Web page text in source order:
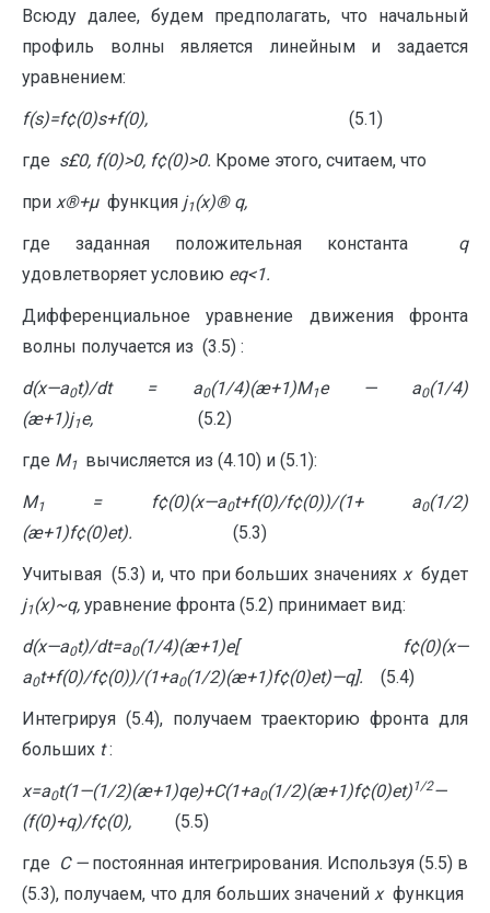
Всюду далее, будем предполагать, что начальный
профиль волны является линейным и задается
уравнением:
f(s)=f¢(0)s+f(0), (5.1)
где s£0, f(0)>0, f¢(0)>0. Кроме этого, считаем, что
при x®+µфункция j1(x)® q,
где заданная положительная константа q
удовлетворяет условию eq<1.
Дифференциальное уравнение движения фронта
волны получается из (3.5) :
d(x—a0t)/dt= a0(1/4)(æ+1)M1e — a0(1/4)
(æ+1)j1e, (5.2)
где M1 вычисляется из (4.10) и (5.1):
M1 = f¢(0)(x—a0t+f(0)/f¢(0))/(1+ a0(1/2)
(æ+1)f¢(0)et). (5.3)
Учитывая (5.3) и, что при больших значениях xбудет
j1(x)~q, уравнение фронта (5.2) принимает вид:
d(x—a0t)/dt=a0(1/4)(æ+1)e[ f¢(0)(x—
a0t+f(0)/f¢(0))/(1+a0(1/2)(æ+1)f¢(0)et)—q]. (5.4)
Интегрируя (5.4), получаем траекторию фронта для
больших t:
x=a0t(1—(1/2)(æ+1)qe)+C(1+a0(1/2)(æ+1)f¢(0)et)1/2—
(f(0)+q)/f¢(0), (5.5)
где C —постоянная интегрирования. Используя (5.5) в
(5.3), получаем, что для больших значенийx функция